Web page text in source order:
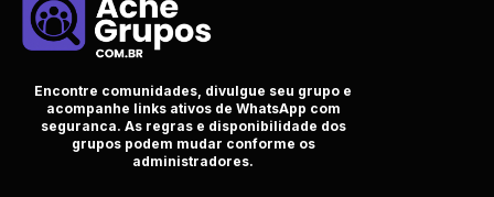
Encontre comunidades, divulgue seu grupo e
acompanhe links ativos de WhatsApp com
seguranca. As regras e disponibilidade dos
grupos podem mudar conforme os
administradores.